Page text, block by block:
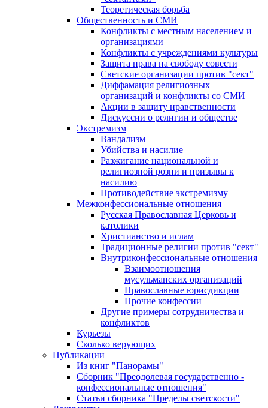
Теоретическая борьба
Общественность и СМИ
Конфликты с местным населением и
организациями
Конфликты с учреждениями культуры
Защита права на свободу совести
Светские организации против "сект"
Диффамация религиозных
организаций и конфликты со СМИ
Акции в защиту нравственности
Дискуссии о религии и обществе
Экстремизм
Вандализм
Убийства и насилие
Разжигание национальной и
религиозной розни и призывы к
насилию
Противодействие экстремизму
Межконфессиональные отношения
Русская Православная Церковь и
католики
Христианство и ислам
Традиционные религии против "сект"
Внутриконфессиональные отношения
Взаимоотношения
мусульманских организаций
Православные юрисдикции
Прочие конфессии
Другие примеры сотрудничества и
конфликтов
Курьезы
Сколько верующих
Публикации
Из книг "Панорамы"
Сборник "Преодолевая государственно -
конфессиональные отношения"
Статьи сборника "Пределы светскости"